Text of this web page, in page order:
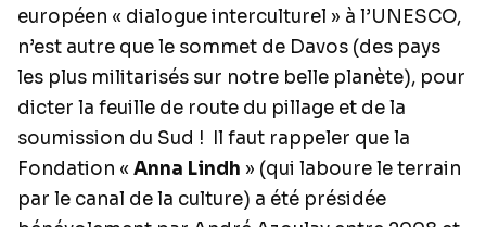
européen « dialogue interculturel » à l’UNESCO,
n’est autre que le sommet de Davos (des pays
les plus militarisés sur notre belle planète), pour
dicter la feuille de route du pillage et de la
soumission du Sud !
Il faut rappeler que la
Fondation « Anna Lindh » (qui laboure le terrain
par le canal de la culture) a été présidée